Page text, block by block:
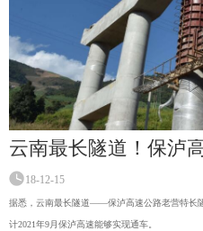
GL1500-2500数控钢筋笼滚
查看更多
新闻资讯
公司简介
18-12-15
据悉，云南最长隧道——保泸高速公路老营特长
计2021年9月保泸高速能够实现通车。